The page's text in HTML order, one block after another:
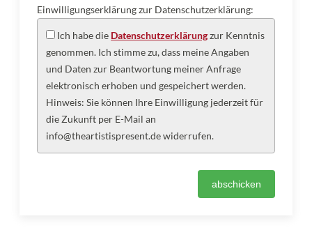
Einwilligungserklärung zur Datenschutzerklärung:
Ich habe die Datenschutzerklärungzur Kenntnis
genommen. Ich stimme zu, dass meine Angaben
und Daten zur Beantwortung meiner Anfrage
elektronisch erhoben und gespeichert werden.
Hinweis: Sie können Ihre Einwilligung jederzeit für
die Zukunft per E-Mail an
info@theartistispresent.de widerrufen.